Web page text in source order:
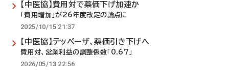
【中医協】費用対で薬価下げ加速か
「費用増加」が26年度改定の論点に
2025/10/15 21:37
【中医協】テッペーザ、薬価引き下げへ
費用対、営業利益の調整係数「0.67」
2026/05/13 22:56